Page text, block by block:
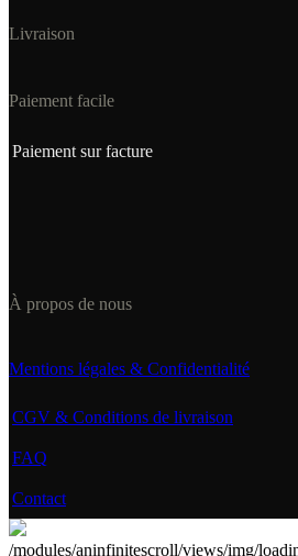
Livraison
Paiement facile
Paiement sur facture
À propos de nous
Mentions légales & Confidentialité
CGV & Conditions de livraison
FAQ
Contact
/modules/aninfinitescroll/views/img/